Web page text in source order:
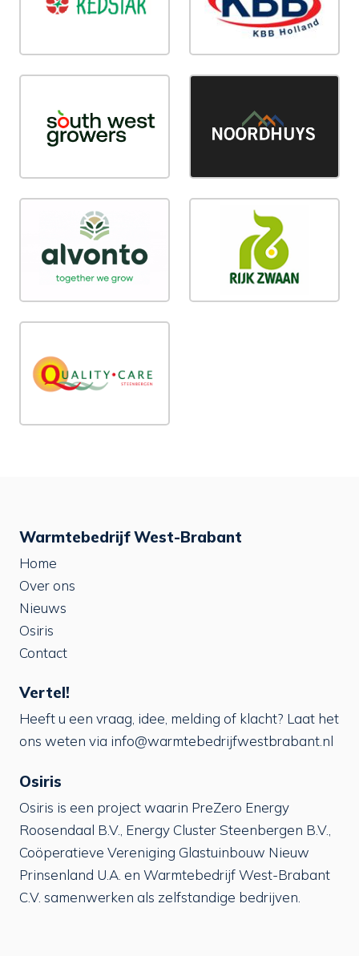
Warmtebedrijf West-Brabant
Home
Over ons
Nieuws
Osiris
Contact
Vertel!
Heeft u een vraag, idee, melding of klacht? Laat het
ons weten via info@warmtebedrijfwestbrabant.nl
Osiris
Osiris is een project waarin PreZero Energy
Roosendaal B.V., Energy Cluster Steenbergen B.V.,
Coöperatieve Vereniging Glastuinbouw Nieuw
Prinsenland U.A. en Warmtebedrijf West-Brabant
C.V. samenwerken als zelfstandige bedrijven.